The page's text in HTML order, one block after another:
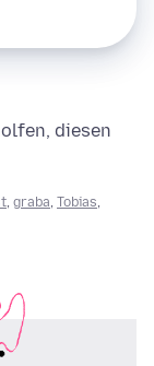
diesen
graba Tobias